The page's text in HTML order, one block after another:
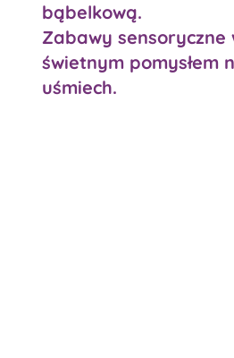
bąbelkową.
Zabawy
świetnym pomysłem
uśmiech.